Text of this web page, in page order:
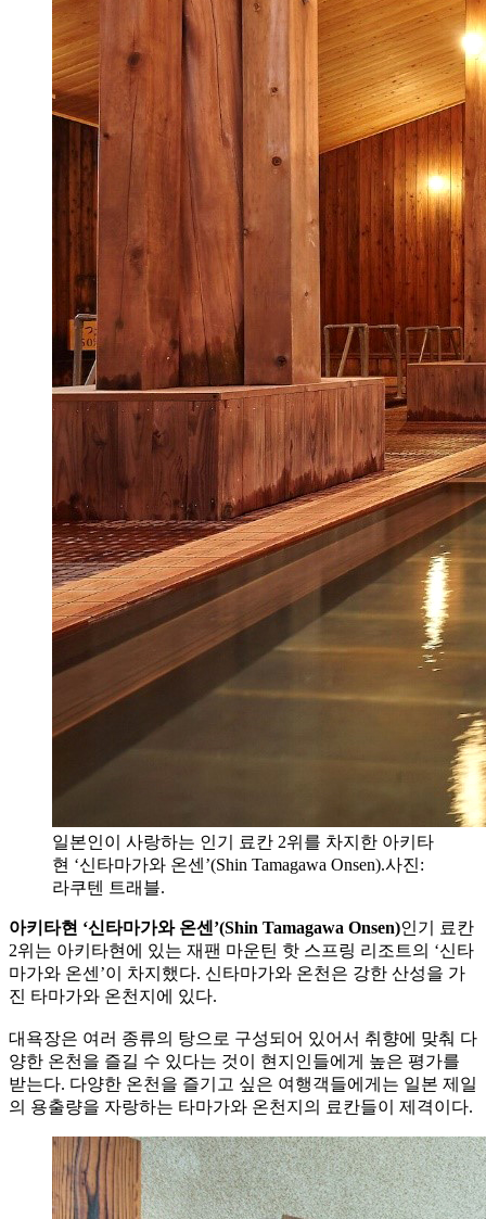
일본인이 사랑하는 인기 료칸 2위를 차지한 아키타
현 ‘신타마가와 온센’(Shin Tamagawa Onsen).사진:
라쿠텐 트래블.
아키타현 ‘신타마가와 온센’(Shin Tamagawa Onsen)인기 료칸
2위는 아키타현에 있는 재팬 마운틴 핫 스프링 리조트의 ‘신타
마가와 온센’이 차지했다. 신타마가와 온천은 강한 산성을 가
진 타마가와 온천지에 있다.
대욕장은 여러 종류의 탕으로 구성되어 있어서 취향에 맞춰 다
양한 온천을 즐길 수 있다는 것이 현지인들에게 높은 평가를
받는다. 다양한 온천을 즐기고 싶은 여행객들에게는 일본 제일
의 용출량을 자랑하는 타마가와 온천지의 료칸들이 제격이다.